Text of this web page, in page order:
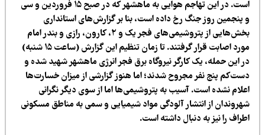
است. در این تهاجم هوایی به ماهشهر که در صبح ۱۵ فروردین و سی
پنجمین روز جنگ رخ داده است، بنا بر گزارش‌های استانداری
بخش‌هایی از پتروشیمی‌های فجر یک و ۲، کارون، رازی و بندر امام
مورد اصابت قرار گرفتند. تا زمان تنظیم این گزارش (ساعت ۱۵ شنبه)
این حمله، یک کارگر نیروگاه برق فجر انرژی ماهشهر شهید شده و
پنج نفر مجروح شدند؛ اما هنوز گزارشی از میزان خسارت‌ها
نشده است. آسیب به پتروشیمی‌ها اما از سوی دیگر نگرانی
از انتشار آلودگی مواد شیمیایی و سمی به مناطق مسکونی
را نیز به دنبال داشته است.